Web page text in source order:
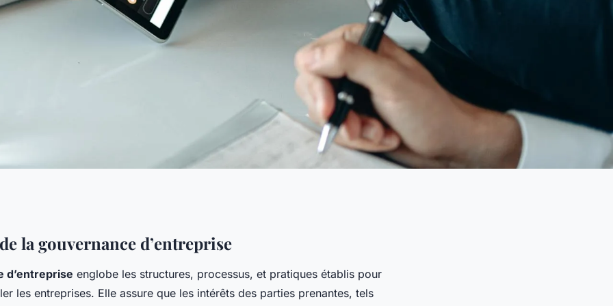
d'entreprise:
la gouvernance d’entreprise
d’entreprise englobe les structures, processus, et pratiques établis pour
les entreprises. Elle assure que les intérêts des parties prenantes, tels